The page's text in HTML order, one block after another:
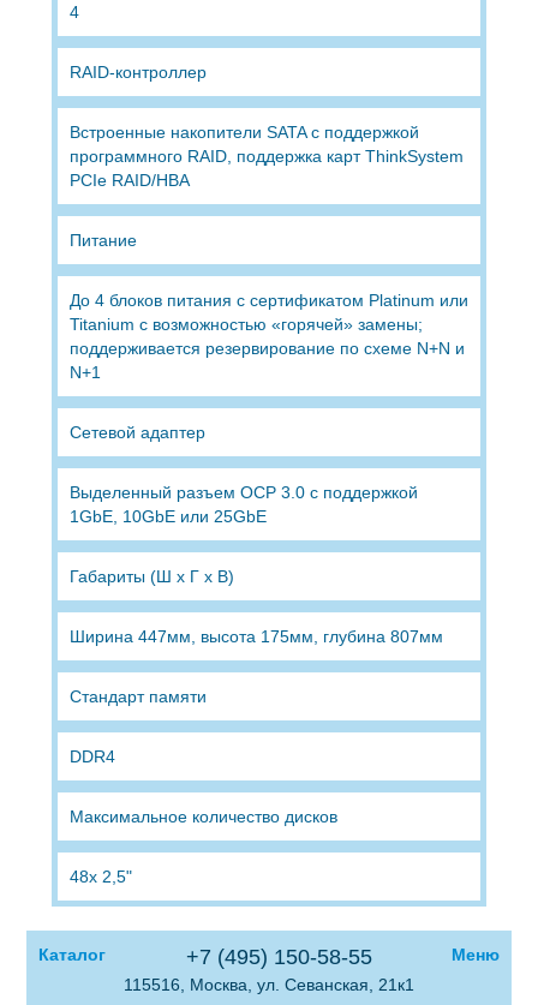
4
RAID-контроллер
Встроенные накопители SATA с поддержкой
программного RAID, поддержка карт ThinkSystem
PCIe RAID/HBA
Питание
До 4 блоков питания с сертификатом Platinum или
Titanium с возможностью «горячей» замены;
поддерживается резервирование по схеме N+N и
N+1
Сетевой адаптер
Выделенный разъем OCP 3.0 с поддержкой
1GbE, 10GbE или 25GbE
Габариты (Ш x Г x В)
Ширина 447мм, высота 175мм, глубина 807мм
Стандарт памяти
DDR4
Максимальное количество дисков
48х 2,5"
Каталог +7 (495) 150-58-55
Меню
115516, Москва, ул. Севанская, 21к1